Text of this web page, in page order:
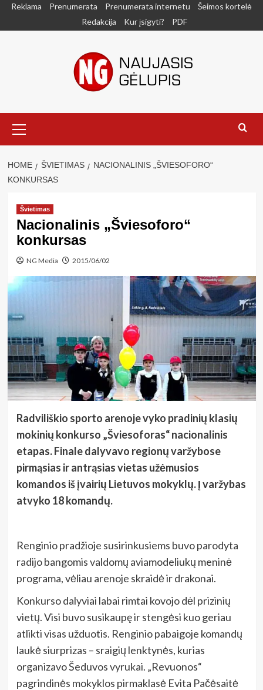
SkipReklama Prenumerata Prenumerata internetu
Šeimos kortelė
Redakcija
Kur įsigyti? PDF
Menu
HOME ŠVIETIMAS
NACIONALINIS „ŠVIESOFORO“
KONKURSAS
Švietimas
Nacionalinis „Šviesoforo“
konkursas
NG Media 2015/06/02
Radviliškio sporto arenoje vyko pradinių klasių
mokinių konkurso „Šviesoforas“ nacionalinis
etapas. Finale dalyvavo regionų varžybose
pirmąsias ir antrąsias vietas užėmusios
komandos iš įvairių Lietuvos mokyklų. Į varžybas
atvyko 18 komandų.
Renginio pradžioje susirinkusiems buvo parodyta
radijo bangomis valdomų aviamodeliukų meninė
programa, vėliau arenoje skraidė ir drakonai.
Konkurso dalyviai labai rimtai kovojo dėl prizinių
vietų. Visi buvo susikaupę ir stengėsi kuo geriau
atlikti visas užduotis. Renginio pabaigoje komandų
laukė siurprizas – sraigių lenktynės, kurias
organizavo Šeduvos vyrukai. „Revuonos“
pagrindinės mokyklos pirmaklasė Evita Pačėsaitė